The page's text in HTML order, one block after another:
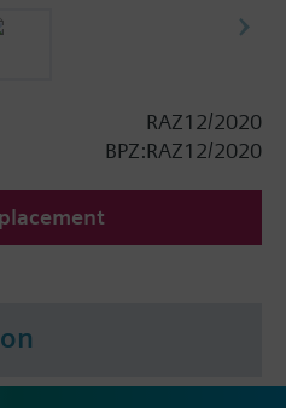
RAZ12/2020
BPZ:RAZ12/2020